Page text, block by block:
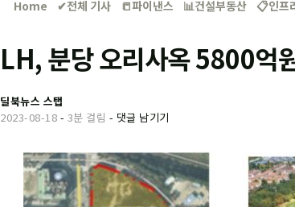
Home ✔︎전체 기사 📒파이낸스 📊건설부동산 📋인프
LH, 분당 오리사옥 5800억
딜북뉴스 스탭
2023-08-18 - 3분 걸림 - 댓글 남기기